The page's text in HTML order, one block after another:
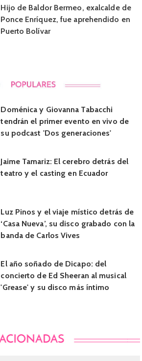
Hijo de Baldor Bermeo, exalcalde de
Ponce Enríquez, fue aprehendido en
Puerto Bolívar
Doménica y Giovanna Tabacchi
tendrán el primer evento en vivo de
su podcast 'Dos generaciones'
Jaime Tamariz: El cerebro detrás del
teatro y el casting en Ecuador
Luz Pinos y el viaje místico detrás de
‘Casa Nueva’, su disco grabado con la
banda de Carlos Vives
El año soñado de Dicapo: del
concierto de Ed Sheeran al musical
'Grease' y su disco más íntimo